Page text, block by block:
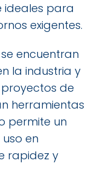
ideales para
exigentes.
encuentran
la industria y
de
herramientas
permite un
en
rapidez y